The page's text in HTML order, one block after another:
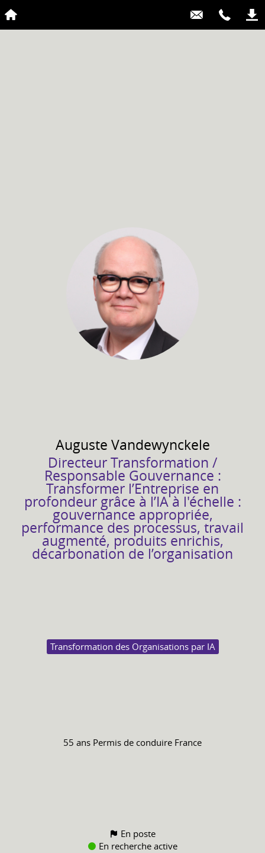
Auguste Vandewynckele
Directeur Transformation /
Responsable Gouvernance :
Transformer l’Entreprise en
profondeur grâce à l’IA à l'échelle :
gouvernance appropriée,
performance des processus, travail
augmenté, produits enrichis,
décarbonation de l’organisation
Transformation des Organisations par IA
55 ans Permis de conduire France
En poste
En recherche active